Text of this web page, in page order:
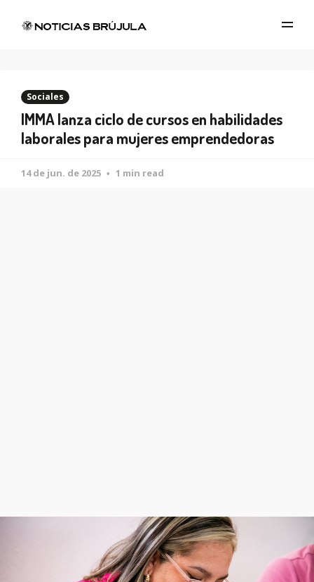
Sociales
IMMA lanza ciclo de cursos en habilidades
laborales para mujeres emprendedoras
14 de jun. de 2025 1 min read